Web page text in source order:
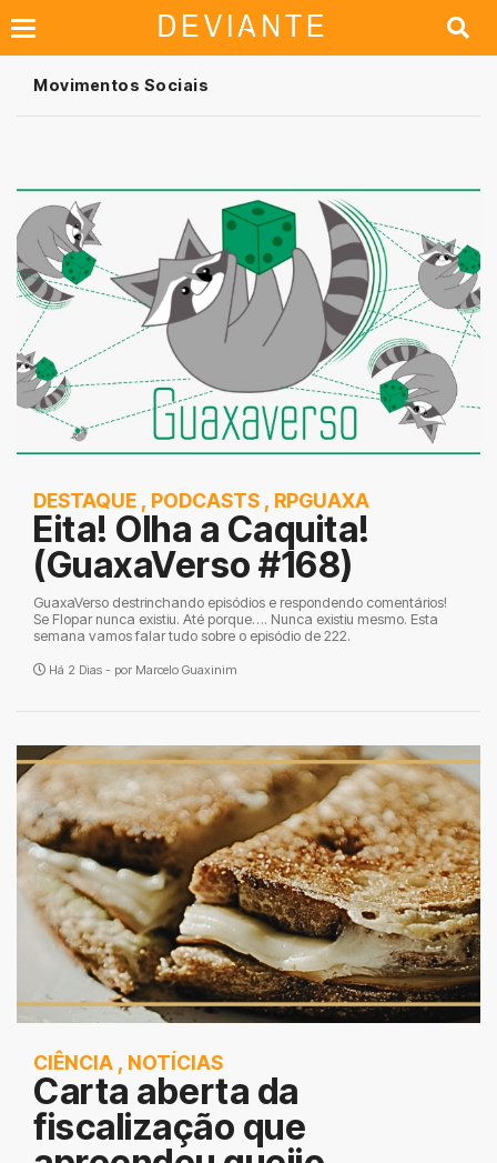
Movimentos Sociais
DESTAQUE , PODCASTS , RPGUAXA
Eita! Olha a Caquita!
(GuaxaVerso #168)
GuaxaVerso destrinchando episódios e respondendo comentários!
Se Flopar nunca existiu. Até porque…. Nunca existiu mesmo. Esta
semana vamos falar tudo sobre o episódio de 222.
Há 2 Dias - por Marcelo Guaxinim
CIÊNCIA , NOTÍCIAS
Carta aberta da
fiscalização que